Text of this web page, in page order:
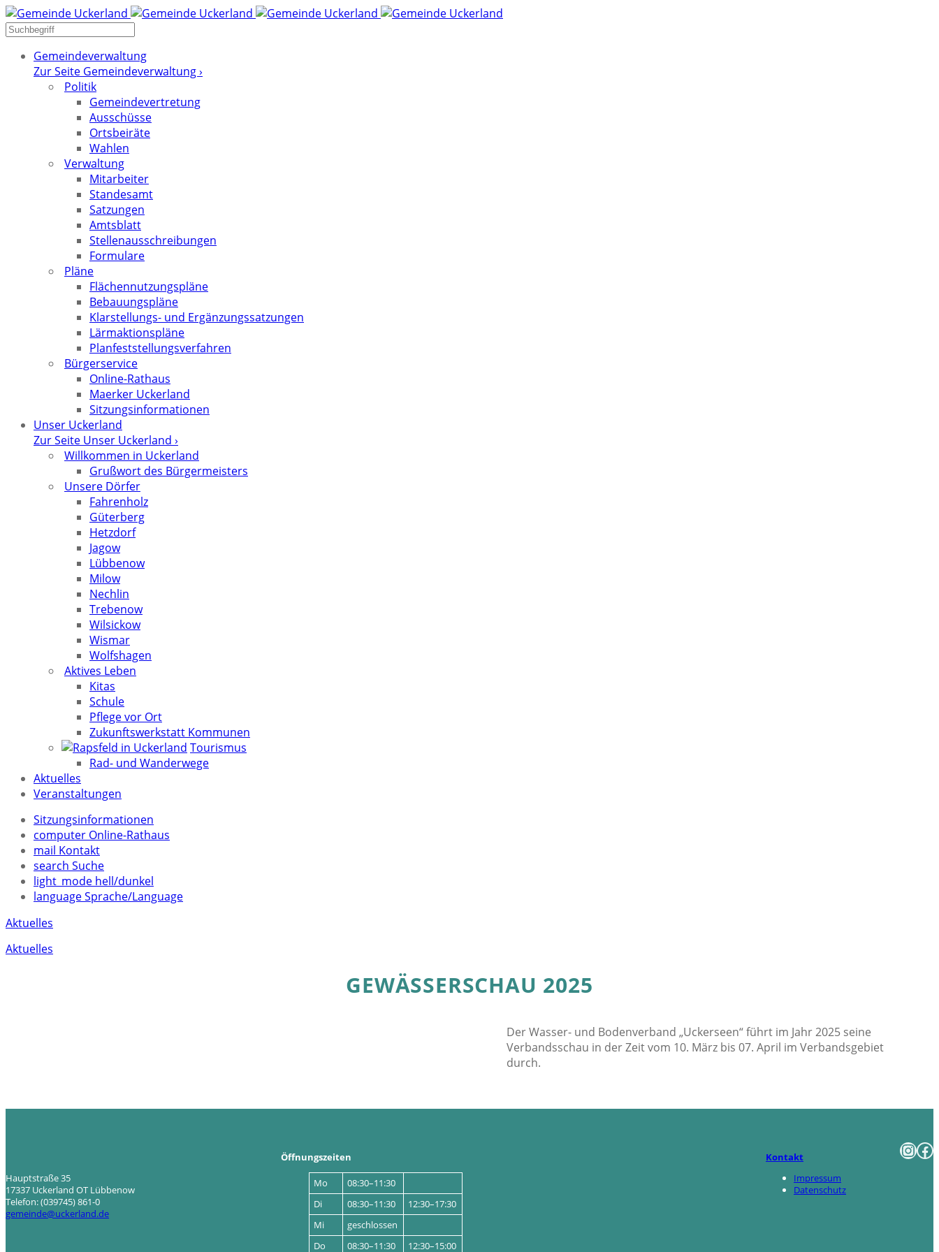
Gemeindeverwaltung
Zur Seite Gemeindeverwaltung ›
Politik
Gemeindevertretung
Ausschüsse
Ortsbeiräte
Wahlen
Verwaltung
Mitarbeiter
Standesamt
Satzungen
Amtsblatt
Stellenausschreibungen
Formulare
Pläne
Flächennutzungspläne
Bebauungspläne
Klarstellungs- und Ergänzungssatzungen
Lärmaktionspläne
Planfeststellungsverfahren
Bürgerservice
Online-Rathaus
Maerker Uckerland
Sitzungsinformationen
Unser Uckerland
Zur Seite Unser Uckerland ›
Willkommen in Uckerland
Grußwort des Bürgermeisters
Unsere Dörfer
Fahrenholz
Güterberg
Hetzdorf
Jagow
Lübbenow
Milow
Nechlin
Trebenow
Wilsickow
Wismar
Wolfshagen
Aktives Leben
Kitas
Schule
Pflege vor Ort
Zukunftswerkstatt Kommunen
Tourismus
Rad- und Wanderwege
Aktuelles
Veranstaltungen
Sitzungsinformationen
computer Online-Rathaus
mail Kontakt
search Suche
light_mode hell/dunkel
languageSprache/Language
Aktuelles
Aktuelles
GEWÄSSERSCHAU 2025
Der Wasser- und Bodenverband „Uckerseen“ führt im Jahr 2025 seine
Verbandsschau in der Zeit vom 10. März bis 07. April im Verbandsgebiet
durch.
Hauptstraße 35
17337 Uckerland OT Lübbenow
Telefon: (039745) 861-0
gemeinde@uckerland.de
Öffnungszeiten
Mo
08:30–11:30
Di
08:30–11:30
12:30–17:30
Mi
geschlossen
Do
08:30–11:30 12:30–15:00
Kontakt
Impressum
Datenschutz
InstagramFacebook